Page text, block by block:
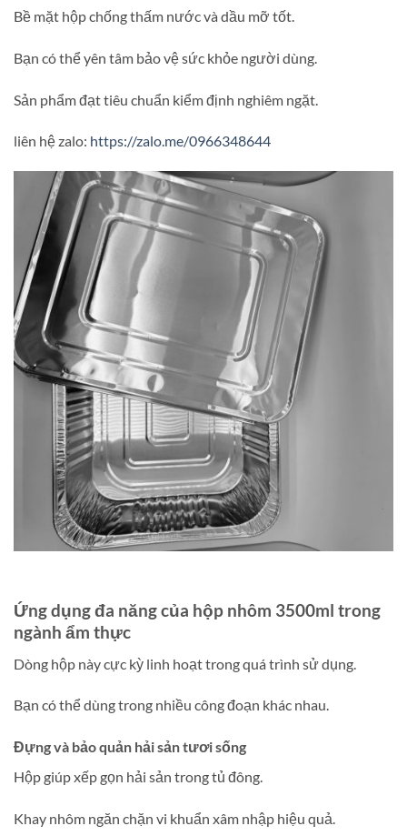
Bề mặt hộp chống thấm nước và dầu mỡ tốt.
Bạn có thể yên tâm bảo vệ sức khỏe người dùng.
Sản phẩm đạt tiêu chuẩn kiểm định nghiêm ngặt.
liên hệ zalo: https://zalo.me/0966348644
Ứng dụng đa năng của hộp nhôm 3500ml trong
ngành ẩm thực
Dòng hộp này cực kỳ linh hoạt trong quá trình sử dụng.
Bạn có thể dùng trong nhiều công đoạn khác nhau.
Đựng và bảo quản hải sản tươi sống
Hộp giúp xếp gọn hải sản trong tủ đông.
Khay nhôm ngăn chặn vi khuẩn xâm nhập hiệu quả.